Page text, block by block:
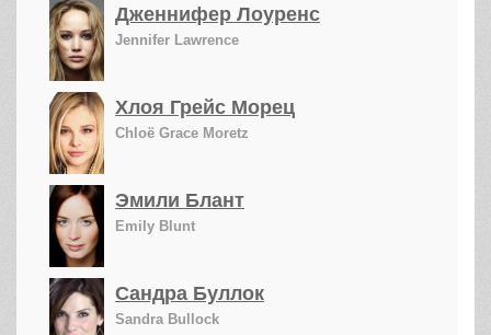
Дженнифер Лоуренс
Jennifer Lawrence
Хлоя Грейс Морец
Chloë Grace Moretz
Эмили Блант
Emily Blunt
Сандра Буллок
Sandra Bullock